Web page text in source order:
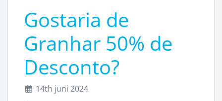
Gostaria de
Granhar 50% de
Desconto?
14th juni 2024